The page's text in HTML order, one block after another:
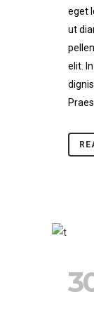
eget
ut
elit.